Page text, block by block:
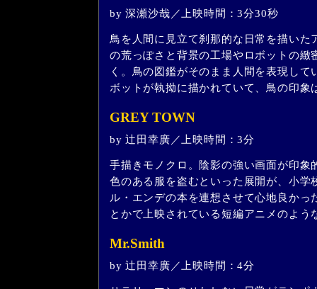
by 深瀬沙哉／上映時間：3分30秒
鳥を人間に見立て刹那的な日常を描いた
の荒っぽさと背景の工場やロボットの緻
く。鳥の図鑑がそのまま人間を表現して
ボットが執拗に描かれていて、鳥の印象
GREY TOWN
by 辻田幸廣／上映時間：3分
手描きモノクロ。陰影の強い画面が印象
色のある服を盗むといった展開が、小学
ル・エンデの本を連想させて心地良かっ
とかで上映されている短編アニメのよう
Mr.Smith
by 辻田幸廣／上映時間：4分